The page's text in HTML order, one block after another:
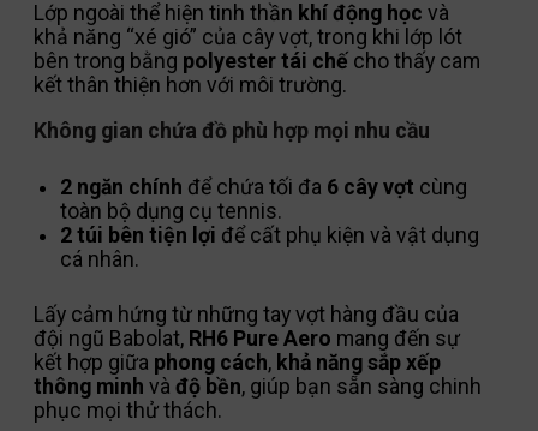
Lớp ngoài thể hiện tinh thần khí động học và
khả năng “xé gió” của cây vợt, trong khi lớp lót
bên trong bằng polyester tái chế cho thấy cam
kết thân thiện hơn với môi trường.
Không gian chứa đồ phù hợp mọi nhu cầu
2 ngăn chính để chứa tối đa 6 cây vợt cùng
toàn bộ dụng cụ tennis.
2 túi bên tiện lợi để cất phụ kiện và vật dụng
cá nhân.
Lấy cảm hứng từ những tay vợt hàng đầu của
đội ngũ Babolat, RH6 Pure Aero mang đến sự
kết hợp giữa phong cách, khả năng sắp xếp
thông minh và độ bền, giúp bạn sẵn sàng chinh
phục mọi thử thách.